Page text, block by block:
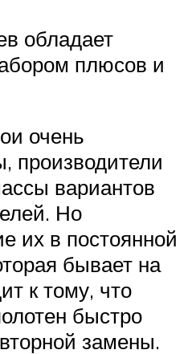
обладает
плюсов и
очень
производители
вариантов
Но
их в постоянной
бывает на
к тому, что
быстро
замены.